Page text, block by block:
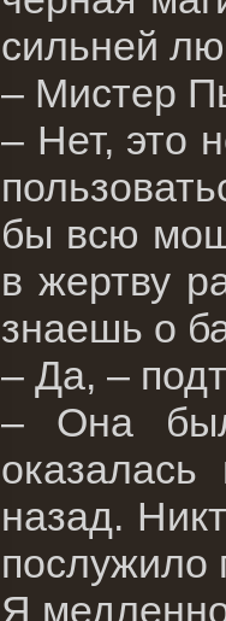
сильней
– Мистер
– Нет, это
бы всю
в жертву
знаешь о
– Да, –
– Она
назад.
послужило
Я